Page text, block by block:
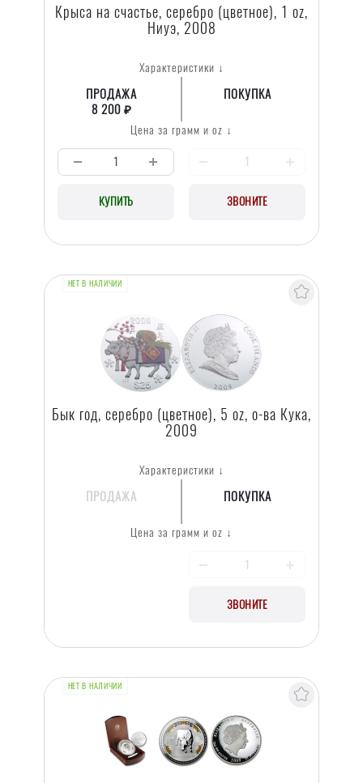
Крыса на счастье, серебро (цветное), 1 oz,
Ниуэ, 2008
Характеристики ↓
ПРОДАЖА
8 200 ₽
ПОКУПКА
Цена за грамм и oz ↓
КУПИТЬ ЗВОНИТЕ
НЕТ В НАЛИЧИИ
Бык год, серебро (цветное), 5 oz, о-ва Кука,
2009
Характеристики ↓
ПРОДАЖА ПОКУПКА
Цена за грамм и oz ↓
ЗВОНИТЕ
НЕТ В НАЛИЧИИ